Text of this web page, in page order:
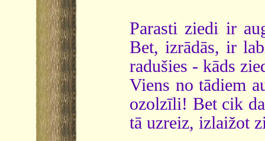
Parasti ziedi ir
Bet, izrādās, ir
radušies - kāds
Viens no tādiem
ozolzīli! Bet cik
tā uzreiz, izlaižot